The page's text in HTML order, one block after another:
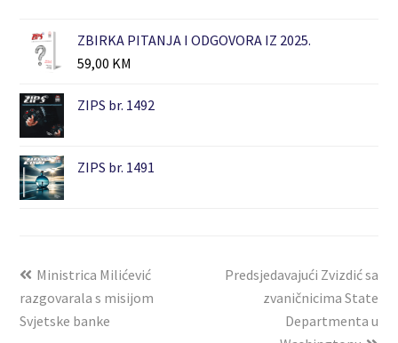
ZBIRKA PITANJA I ODGOVORA IZ 2025.
59,00 KM
ZIPS br. 1492
ZIPS br. 1491
Ministrica Milićević
razgovarala s misijom
Svjetske banke
Predsjedavajući Zvizdić sa
zvaničnicima State
Departmenta u